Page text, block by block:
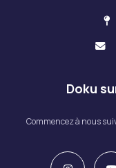
Doku
Commencez à nous